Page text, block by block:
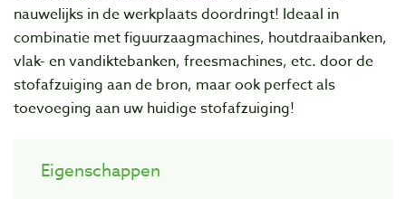
nauwelijks in de werkplaats doordringt! Ideaal in
combinatie met figuurzaagmachines, houtdraaibanken,
vlak- en vandiktebanken, freesmachines, etc. door de
stofafzuiging aan de bron, maar ook perfect als
toevoeging aan uw huidige stofafzuiging!
Eigenschappen